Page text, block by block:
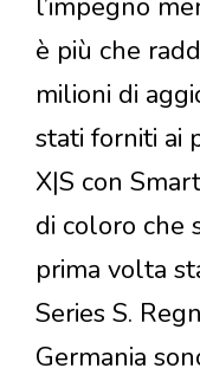
è più che
milioni di
stati forniti ai
X|S con
di coloro che
prima volta
Series S.
Germania